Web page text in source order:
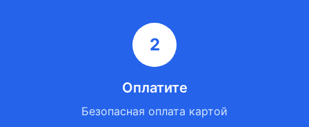
2
Оплатите
Безопасная оплата картой